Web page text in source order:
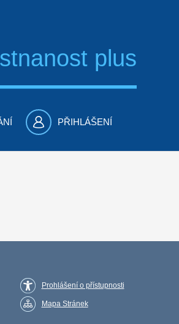
plus
PŘIHLÁŠENÍ
Prohlášení o přístupnosti
Mapa Stránek